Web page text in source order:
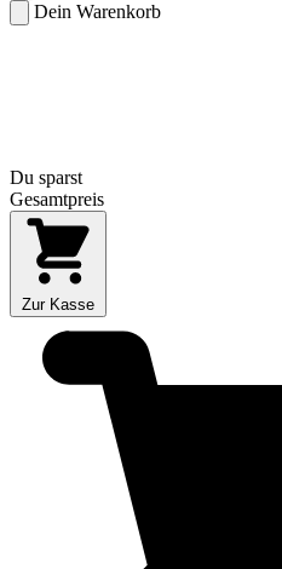
Dein Warenkorb
Du sparst
Gesamtpreis
Zur Kasse